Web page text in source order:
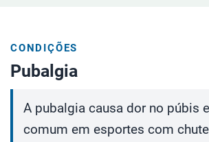
CONDIÇÕES
Pubalgia
A pubalgia causa dor no púbis
comum em esportes com